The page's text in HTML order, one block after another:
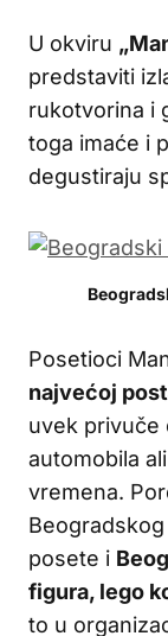
U okviru
predstaviti
rukotvorina i
toga imaće i
degustiraju
Posetioci
najvećoj
uvek privuče
automobila
vremena.
posete i
figura, lego
to u